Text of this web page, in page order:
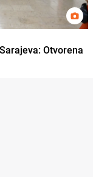
Otvorena